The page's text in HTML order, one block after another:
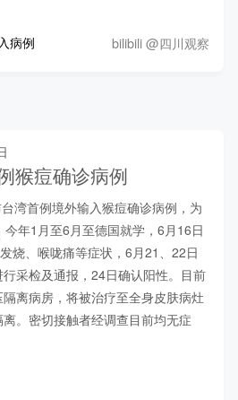
病例 bilibili @四川观察
猴痘确诊病例
湾首例境外输入猴痘确诊病例，为
年1月至6月至德国就学，6月16日
烧、喉咙痛等症状，6月21、22日
采检及通报，24日确认阳性。目前
离病房，将被治疗至全身皮肤病灶
。密切接触者经调查目前均无症